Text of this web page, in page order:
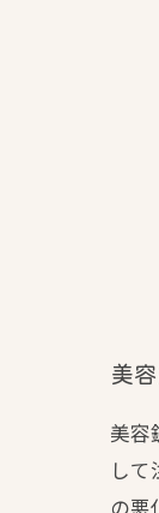
美
美容
し
の悪